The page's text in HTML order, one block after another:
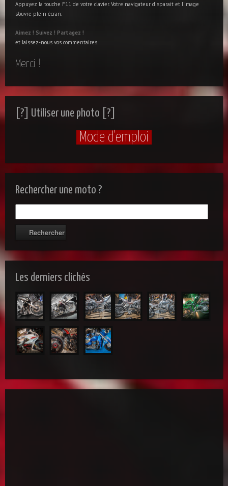
Appuyez la touche F11 de votre clavier. Votre navigateur disparait et l'image
s'ouvre plein écran.
Aimez ! Suivez ! Partagez !
et laissez-nous vos commentaires.
Merci !
[?] Utiliser une photo [?]
Mode d'emploi
Rechercher une moto ?
Les derniers clichés